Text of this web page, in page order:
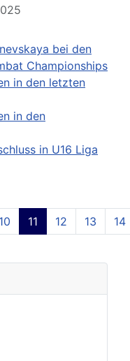
bei den
Championships
in den letzten
in den
in U16 Liga
10 11 12 13 14